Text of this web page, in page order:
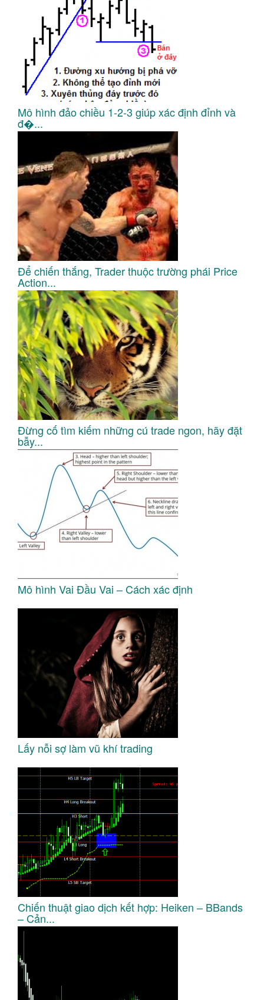
Mô hình đảo chiều 1-2-3 giúp xác định đỉnh và
đ�...
Để chiến thắng, Trader thuộc trường phái Price
Action...
Đừng cố tìm kiếm những cú trade ngon, hãy đặt
bẫy...
Mô hình Vai Đầu Vai – Cách xác định
Lấy nỗi sợ làm vũ khí trading
Chiến thuật giao dịch kết hợp: Heiken – BBands
– Cản...